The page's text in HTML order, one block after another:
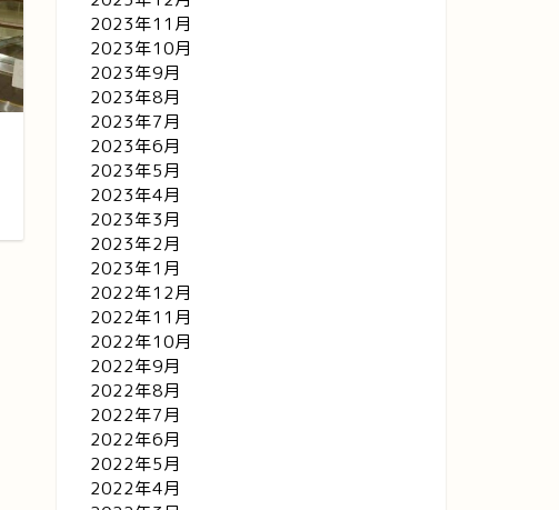
2023年11月
2023年10月
2023年9月
2023年8月
2023年7月
2023年6月
2023年5月
2023年4月
2023年3月
2023年2月
2023年1月
2022年12月
2022年11月
2022年10月
2022年9月
2022年8月
2022年7月
2022年6月
2022年5月
2022年4月